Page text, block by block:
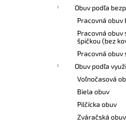
Obuv podľa
Pracovná obuv
Pracovná obuv
špičkou (bez
Pracovná obuv
Obuv podľa
Voľnočasová
Biela obuv
Pilčícka obuv
Zváračská obuv